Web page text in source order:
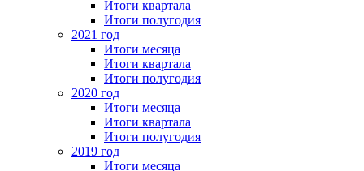
Итоги квартала
Итоги полугодия
2021 год
Итоги месяца
Итоги квартала
Итоги полугодия
2020 год
Итоги месяца
Итоги квартала
Итоги полугодия
2019 год
Итоги месяца